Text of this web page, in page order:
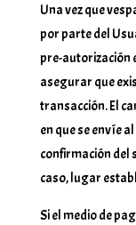
Una vez que
por parte del
pre-autorización
asegurar que
transacción. El
en que se envíe
confirmación del
caso, lugar
Si el medio de